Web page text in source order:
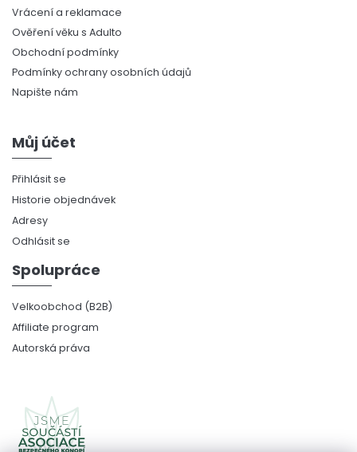
Vrácení a reklamace
Ověření věku s Adulto
Obchodní podmínky
Podmínky ochrany osobních údajů
Napište nám
Můj účet
Přihlásit se
Historie objednávek
Adresy
Odhlásit se
Spolupráce
Velkoobchod (B2B)
Affiliate program
Autorská práva